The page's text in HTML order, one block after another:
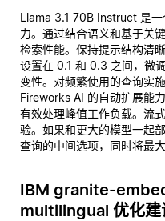
Llama 3.1 70B Instruct 是
力。通过结合语义和基于关
检索性能。保持提示结构清
设置在 0.1 和 0.3 之间，微
变性。对频繁使用的查询实
Fireworks AI 的自动扩展能
有效处理峰值工作负载。流
验。如果和更大的模型一起
查询的中间选项，同时将最
IBM granite-
multilingual 优化建